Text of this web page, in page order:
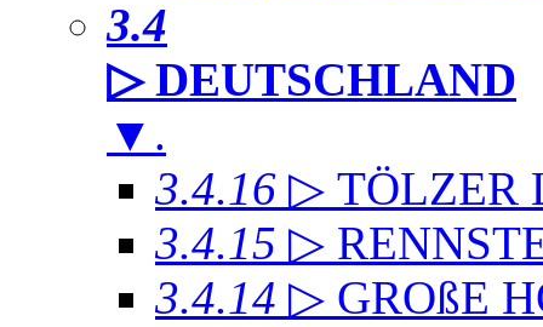
3.4
▷ DEUTSCHLAND
▼ .
3.4.16 ▷ TÖLZER
3.4.15 ▷
3.4.14 ▷ GROßE